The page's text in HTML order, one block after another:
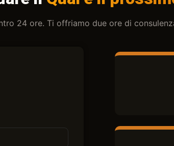
24 ore. Ti offriamo due ore di